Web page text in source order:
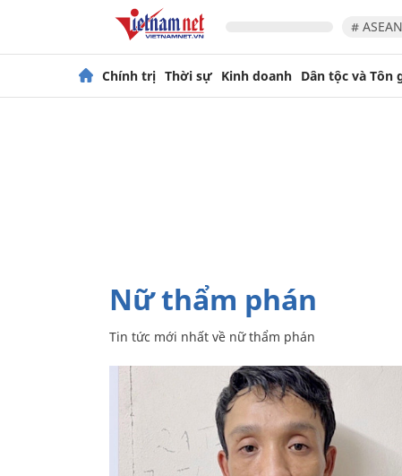
#
Chính trị Thời sự Kinh doanh Dân tộc và Tôn
nữ thẩm phán
Tin tức mới nhất về nữ thẩm phán